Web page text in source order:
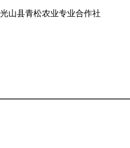
光山县青松农业专业合作社